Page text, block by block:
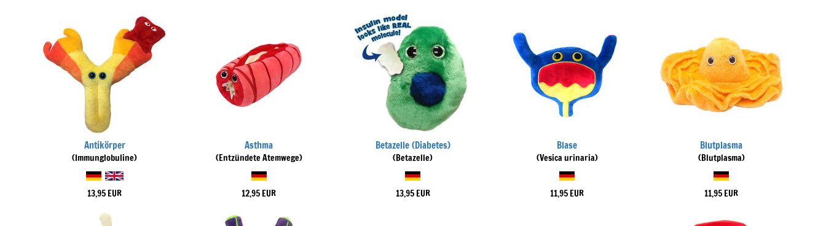
Antikörper
(Immunglobuline)
13,95 EUR
Asthma
(Entzündete Atemwege)
12,95 EUR
Betazelle (Diabetes)
(Betazelle)
13,95 EUR
Blase
(Vesica urinaria)
11,95 EUR
Blutplasma
(Blutplasma)
11,95 EUR